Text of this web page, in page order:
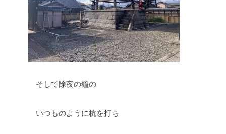
そして除夜の鐘の
いつものように杭を打ち